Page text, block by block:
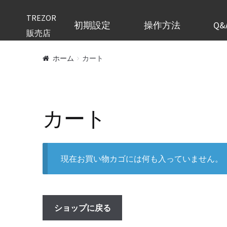
TREZOR
販売店
初期設定 操作方法
ホーム カート
カート
現在お買い物カゴには何も入っていません。
ショップに戻る